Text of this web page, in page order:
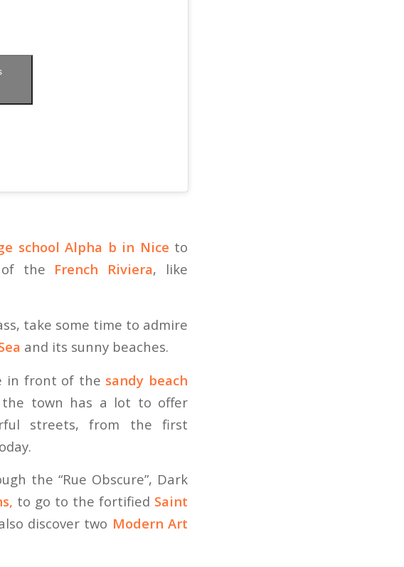
school Alpha b in Nice to
of the French Riviera, like
take some time to admire
and its sunny beaches.
in front of the sandy beach
town has a lot to offer
streets, from the first
the “Rue Obscure”, Dark
to go to the fortified Saint
discover two Modern Art